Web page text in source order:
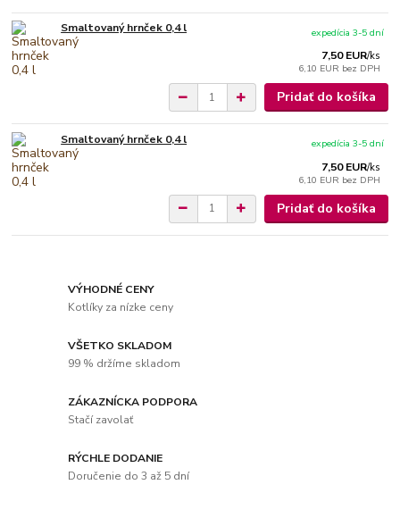
Smaltovaný hrnček 0,4 l
7,50 EUR/ks
6,10 EUR bez DPH
expedícia 3-5 dní
Pridať do košíka
Smaltovaný hrnček 0,4 l
7,50 EUR/ks
6,10 EUR bez DPH
expedícia 3-5 dní
Pridať do košíka
VÝHODNÉ CENY
Kotlíky za nízke ceny
VŠETKO SKLADOM
99 % držíme skladom
ZÁKAZNÍCKA PODPORA
Stačí zavolať
RÝCHLE DODANIE
Doručenie do 3 až 5 dní